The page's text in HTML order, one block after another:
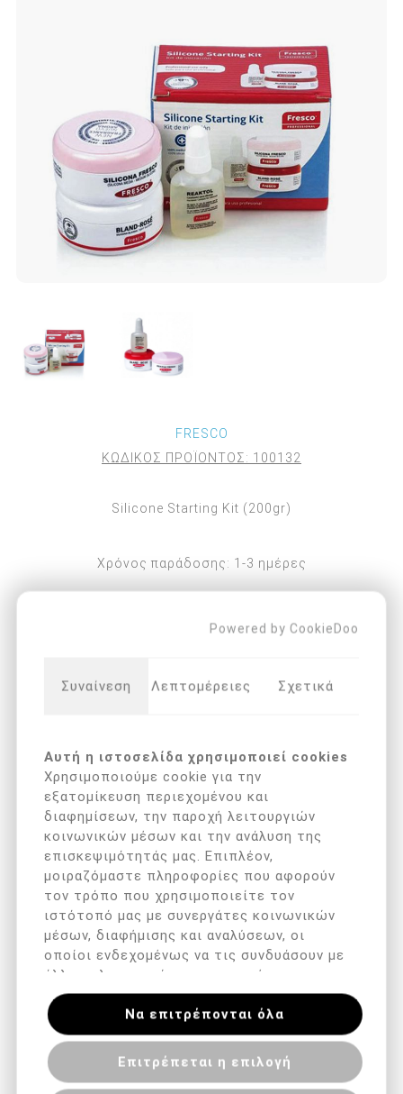
FRESCO
ΚΩΔΙΚΟΣ ΠΡΟΪΟΝΤΟΣ: 100132
Silicone Starting Kit (200gr)
Χρόνος παράδοσης: 1-3 ημέρες
αποστείλετε
ΠΕΡΙΓΡΑΦΉ
Set που περιλαμβάνει μια σιλικονη μαλακή, μια σιλικόνη
μέτριας σκληρότητας και έναν καταλύτη.
ΟΙ ΠΕΛΆΤΕΣ ΠΟΥ ΑΓΌΡΑΣΑΝ ΑΥΤΌ
ΤΟ ΠΡΟΪΌΝ ΑΓΌΡΑΣΑΝ ΕΠΊΣΗΣ
Powered by CookieDoo
Συναίνεση Λεπτομέρειες Σχετικά
Αυτή η ιστοσελίδα χρησιμοποιεί cookies
Χρησιμοποιούμε cookie για την
εξατομίκευση περιεχομένου και
διαφημίσεων, την παροχή λειτουργιών
κοινωνικών μέσων και την ανάλυση της
επισκεψιμότητάς μας. Επιπλέον,
μοιραζόμαστε πληροφορίες που αφορούν
τον τρόπο που χρησιμοποιείτε τον
ιστότοπό μας με συνεργάτες κοινωνικών
μέσων, διαφήμισης και αναλύσεων, οι
οποίοι ενδεχομένως να τις συνδυάσουν με
άλλες πληροφορίες που τους έχετε
παραχωρήσει ή τις οποίες έχουν συλλέξει
σε σχέση με την από μέρους σας χρήση
των υπηρεσιών τους.
Επιτρέπεται η επιλογή
Να επιτρέπονται όλα